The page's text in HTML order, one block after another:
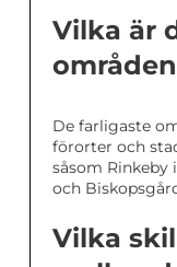
Vilka är
De farligaste
förorter och
såsom Rinkeby
och
Vilka